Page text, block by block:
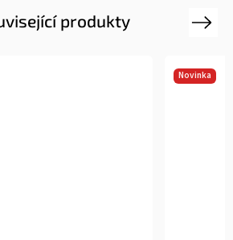
produkty
Novinka
Next